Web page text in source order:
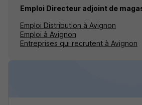
Emploi Directeur adjoint de
Emploi Distribution à Avignon
Emploi à Avignon
Entreprises qui recrutent à Avignon